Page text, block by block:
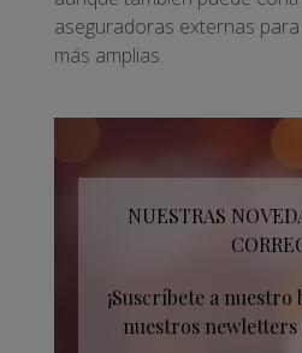
aseguradoras externas
más amplias.
NUESTRAS
¡Suscríbete a
nuestros